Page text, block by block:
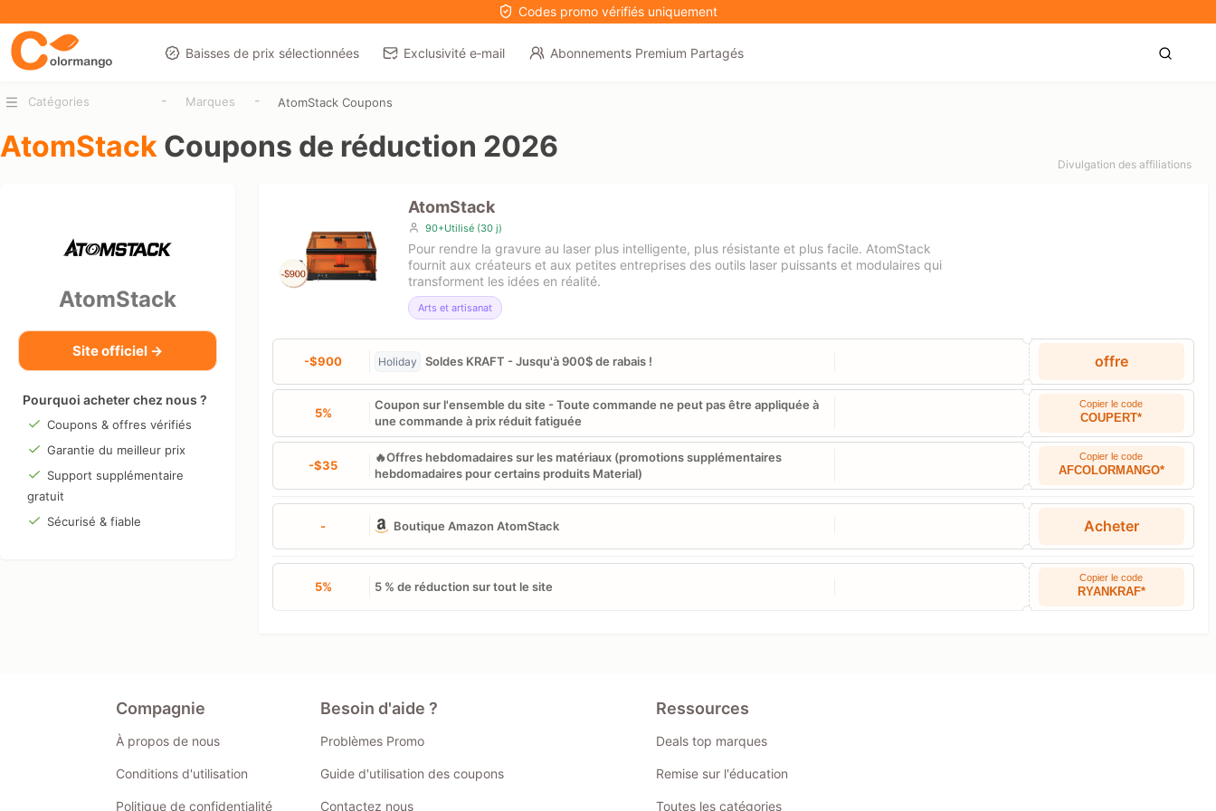
Codes promo vérifiés uniquement
Baisses de prix sélectionnées Exclusivité e‑mail Abonnements Premium Partagés
Catégories - Marques - AtomStack Coupons
AtomStack Coupons de réduction 2026
Divulgation des affiliations
AtomStack
Site officiel →
Pourquoi acheter chez nous ?
Coupons & offres vérifiés
Garantie du meilleur prix
Support supplémentaire
gratuit
Sécurisé & fiable
AtomStack
90+Utilisé (30 j)
Pour rendre la gravure au laser plus intelligente, plus résistante et plus facile. AtomStack
fournit aux créateurs et aux petites entreprises des outils laser puissants et modulaires qui
transforment les idées en réalité.
Arts et artisanat
-$900 Holiday Soldes KRAFT - Jusqu'à 900$ de rabais ! offre
5%
Coupon sur l'ensemble du site - Toute commande ne peut pas être appliquée à
une commande à prix réduit fatiguée
Copier le code
COUPERT*
-$35
🔥Offres hebdomadaires sur les matériaux (promotions supplémentaires
hebdomadaires pour certains produits Material)
Copier le code
AFCOLORMANGO*
- Boutique Amazon AtomStack Acheter
5% 5 % de réduction sur tout le site
Copier le code
RYANKRAF*
Compagnie
À propos de nous
Conditions d'utilisation
Politique de confidentialité
Besoin d'aide ?
Problèmes Promo
Guide d'utilisation des coupons
Contactez nous
Ressources
Deals top marques
Remise sur l'éducation
Toutes les catégories